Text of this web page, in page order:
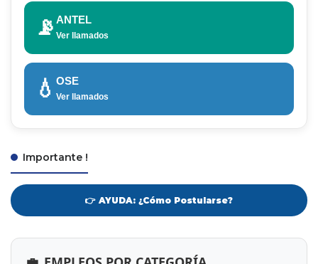
📡 ANTEL
Ver llamados
💧 OSE
Ver llamados
Importante !
👉 AYUDA: ¿Cómo Postularse?